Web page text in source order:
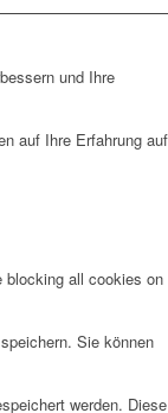
und Ihre
auf Ihre Erfahrung auf
blocking all cookies on
Sie können
werden. Diese